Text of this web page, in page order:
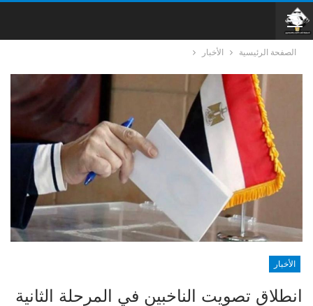
الصفحة الرئيسية الأخبار
الأخبار
انطلاق تصويت الناخبين في المرحلة الثانية